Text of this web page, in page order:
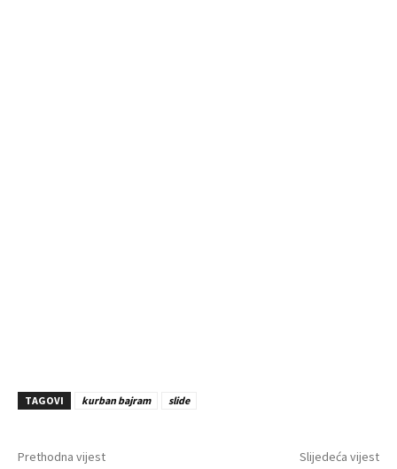
TAGOVI kurban bajram slide
Prethodna vijest Slijedeća vijest